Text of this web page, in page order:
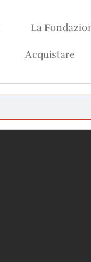
La
Acquistare